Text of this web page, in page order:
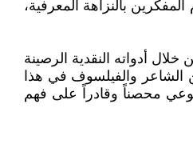
بالنزاهة المعرفية،
أدواته النقدية الرصينة
الشاعر والفيلسوف في هذا
محصناً وقادراً على فهم